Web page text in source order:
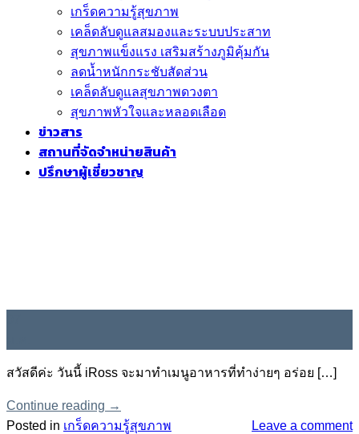
เกร็ดความรู้สุขภาพ
เคล็ดลับดูแลสมองและระบบประสาท
สุขภาพแข็งแรง เสริมสร้างภูมิคุ้มกัน
ลดน้ำหนักกระชับสัดส่วน
เคล็ดลับดูแลสุขภาพดวงตา
สุขภาพหัวใจและหลอดเลือด
ข่าวสาร
สถานที่จัดจำหน่ายสินค้า
ปรึกษาผู้เชี่ยวชาญ
สวัสดีค่ะ วันนี้ iRoss จะมาทำเมนูอาหารที่ทำง่ายๆ อร่อย […]
Continue reading →
Posted in เกร็ดความรู้สุขภาพ Leave a comment